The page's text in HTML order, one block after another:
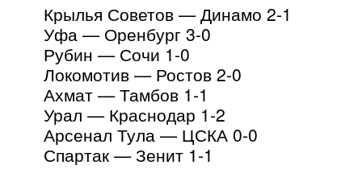
Крылья Советов — Динамо 2-1
Уфа — Оренбург 3-0
Рубин — Сочи 1-0
Локомотив — Ростов 2-0
Ахмат — Тамбов 1-1
Урал — Краснодар 1-2
Арсенал Тула — ЦСКА 0-0
Спартак — Зенит 1-1